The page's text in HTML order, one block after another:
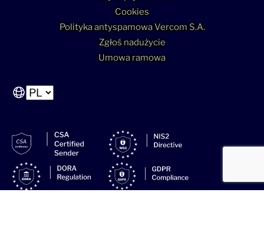
Cookies
Polityka antyspamowa Vercom S.A.
Zgłoś nadużycie
Umowa ramowa